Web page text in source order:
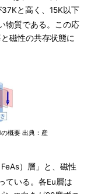
37Kと高く、15K以下
物質である。この応
磁性の共存状態に
概要 出典：産
）層」と、磁性
ている。各Eu層は